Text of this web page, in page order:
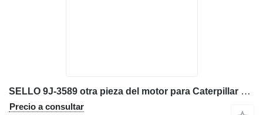
SELLO 9J-3589 otra pieza del motor para Caterpillar 631E 651E 657E 633E excavadora
Precio a consultar